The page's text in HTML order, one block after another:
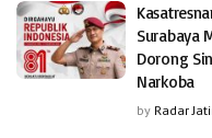
Surabaya
Dorong
Narkoba
by Radar